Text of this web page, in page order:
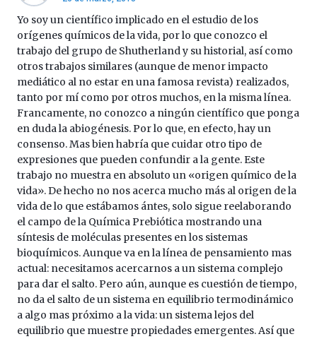
Yo soy un científico implicado en el estudio de los
orígenes químicos de la vida, por lo que conozco el
trabajo del grupo de Shutherland y su historial, así como
otros trabajos similares (aunque de menor impacto
mediático al no estar en una famosa revista) realizados,
tanto por mí como por otros muchos, en la misma línea.
Francamente, no conozco a ningún científico que ponga
en duda la abiogénesis. Por lo que, en efecto, hay un
consenso. Mas bien habría que cuidar otro tipo de
expresiones que pueden confundir a la gente. Este
trabajo no muestra en absoluto un «origen químico de la
vida». De hecho no nos acerca mucho más al origen de la
vida de lo que estábamos ántes, solo sigue reelaborando
el campo de la Química Prebiótica mostrando una
síntesis de moléculas presentes en los sistemas
bioquímicos. Aunque va en la línea de pensamiento mas
actual: necesitamos acercarnos a un sistema complejo
para dar el salto. Pero aún, aunque es cuestión de tiempo,
no da el salto de un sistema en equilibrio termodinámico
a algo mas próximo a la vida: un sistema lejos del
equilibrio que muestre propiedades emergentes. Así que